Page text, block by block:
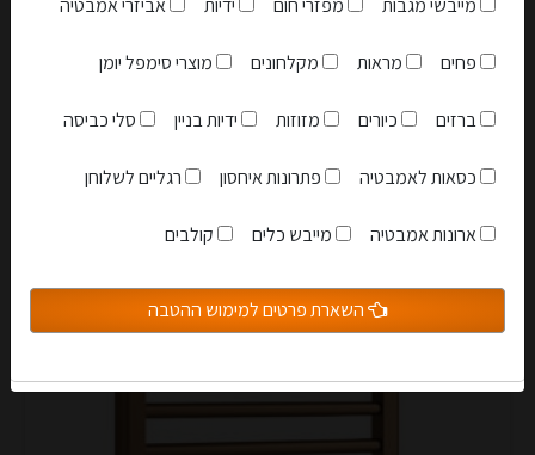
אני מאשר שקראתי והבנתי אתתקנון האתר
הצטרפות למועדון
מייבשי מגבות מפזרי חום ידיות אביזרי אמבטיה
פחים מראות מקלחונים מוצרי סימפל יומן
ברזים כיורים מזוזות ידיות בניין סלי כביסה
כסאות לאמבטיה פתרונות איחסון רגליים לשלוחן
ארונות אמבטיה מייבש כלים קולבים
השארת פרטים למימוש ההטבה